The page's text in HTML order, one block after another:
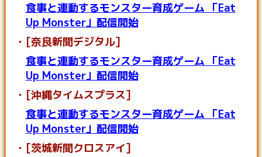
食事と連動するモンスター育成ゲーム 「Eat
Up Monster」配信開始
[奈良新聞デジタル]
食事と連動するモンスター育成ゲーム 「Eat
Up Monster」配信開始
[沖縄タイムスプラス]
食事と連動するモンスター育成ゲーム 「Eat
Up Monster」配信開始
[茨城新聞クロスアイ]